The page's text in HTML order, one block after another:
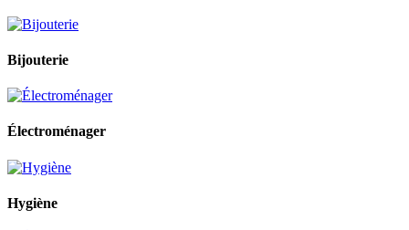
Bijouterie
Électroménager
Hygiène